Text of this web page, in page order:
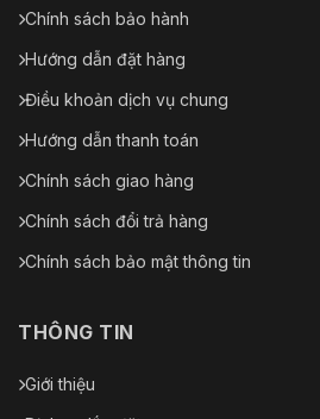
Chính sách bảo hành
Hướng dẫn đặt hàng
Điều khoản dịch vụ chung
Hướng dẫn thanh toán
Chính sách giao hàng
Chính sách đổi trả hàng
Chính sách bảo mật thông tin
THÔNG TIN
Giới thiệu